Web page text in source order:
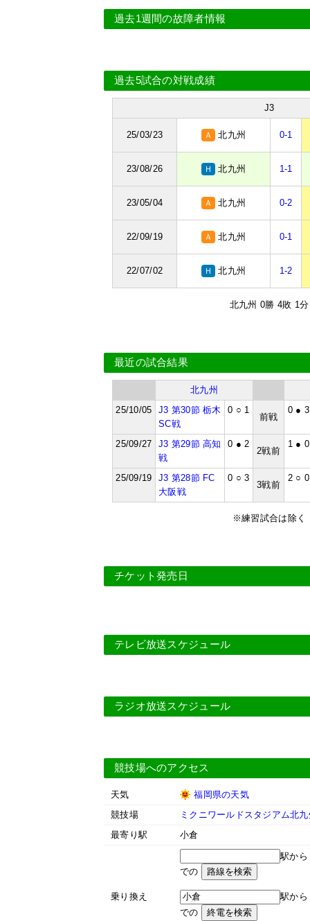
過去1週間の故障者情報
過去5試合の対戦成績
J3
25/03/23 Ａ 北九州 0-1
23/08/26 Ｈ 北九州 1-1
23/05/04 Ａ 北九州 0-2
22/09/19 Ａ 北九州 0-1
22/07/02 Ｈ 北九州 1-2
北九州 0勝 4敗 1分
最近の試合結果
北九州
25/10/05
J3 第30節 栃木
SC戦
0 ○ 1
前戦
0 ● 3
25/09/27
J3 第29節 高知
戦
0 ● 2
2戦前
1 ● 0
25/09/19
J3 第28節 FC
大阪戦
0 ○ 3
3戦前
2 ○ 0
※練習試合は除く
チケット発売日
テレビ放送スケジュール
ラジオ放送スケジュール
競技場へのアクセス
天気
福岡県の天気
競技場
ミクニワールドスタジアム北
最寄り駅
小倉
乗り換え
駅か
での
駅か
での